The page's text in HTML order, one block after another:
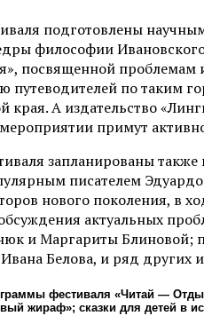
подготовлены
философии
посвященной проблемам
путеводителей по таким
края. А издательство
примут
запланированы
писателем
нового поколения, в
актуальных
Маргариты Блиновой;
Белова, и ряд других
фестиваля «Читай —
жираф»; сказки для детей в